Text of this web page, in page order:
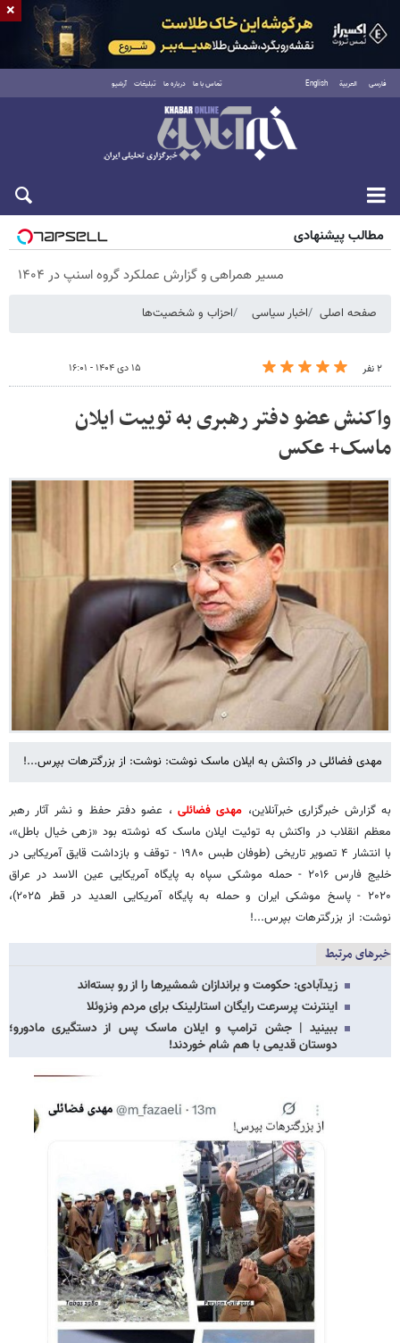
فارسی العربية English تماس با ما درباره ما تبلیغات آرشیو
پنجشنبه ۱۵ مرداد ۱۴۰۵
مطالب پیشنهادی
مسیر همراهی و گزارش عملکرد گروه اسنپ در ۱۴۰۴
صفحه اصلی اخبار سیاسی احزاب و شخصیت‌ها
۲ نفر ۱۵ دی ۱۴۰۴ - ۱۶:۰۱
واکنش عضو دفتر رهبری به توییت ایلان
ماسک+ عکس
مهدی فضائلی در واکنش به ایلان ماسک نوشت: نوشت: از بزرگترهات بپرس...!
به گزارش خبرگزاری خبرآنلاین، مهدی فضائلی، عضو دفتر حفظ و نشر آثار رهبر
معظم انقلاب در واکنش به توئیت ایلان ماسک که نوشته بود «زهی خیال باطل»،
با انتشار ۴ تصویر تاریخی (طوفان طبس ۱۹۸۰ - توقف و بازداشت قایق آمریکایی در
خلیج فارس ۲۰۱۶ - حمله موشکی سپاه به پایگاه آمریکایی عین الاسد در عراق
۲۰۲۰ - پاسخ موشکی ایران و حمله به پایگاه آمریکایی العدید در قطر ۲۰۲۵)،
نوشت: از بزرگترهات بپرس...!
خبرهای مرتبط
زیدآبادی: حکومت و براندازان شمشیرها را از رو بسته‌اند
اینترنت پرسرعت رایگان استارلینک برای مردم ونزوئلا
ببینید | جشن ترامپ و ایلان ماسک پس از دستگیری مادورو؛
دوستان قدیمی با هم شام خوردند!
×